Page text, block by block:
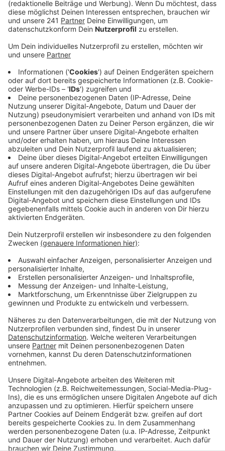
Anzeige
Sturmböen von bis zu 93 km/h - gemessen in
Nörvenich – hat es in unserer Region gegeben. Die
Kreispolizei Euskirchen spricht von 15 sturmbedingten
Einsätzen seit Donnerstagabend. Meist waren es
Bäume, die umgeknickt und auf Straßen gefallen sind.
Die Freiwillige Feuerwehr Mechernich hat am Abend
zum Beispiel gemeldet, dass sie umgestürzte Bäume
beseitigen musste und mehrere Verkehrsschilder von
Straßen aufgesammelt hat. In Weilerswist auf der
Phantasialandstraße sei ein Auto gegen einen
umgestürzten Baum gefahren, meldet die Polizei. Der
Fahrer sei unverletzt geblieben.
In Euskirchen-Kuchenheim hat eine Sturmböe ein
Trampolin durch die Luft gewirbelt und mehrere Autos
beschädigt. Im Höhengebiet von Bad Münstereifel hat
es einen Stromausfall gegeben. Wie der Kreis
Euskirchen mitteilt, konnte der Energieversorger den
Strom nach 35 Minuten wiederherstellen.
Auch bei der Bahn gab's Probleme. Gegen halb Elf hat
sie die Strecke zwischen Euskirchen und Kall gesperrt,
weil ein Baum auf die Gleise gestürzt ist. Erst heute
Anzeige
Anzeige